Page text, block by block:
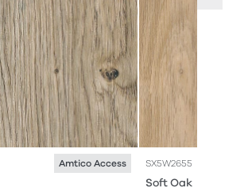
Amtico Access SX5W2655
Soft Oak